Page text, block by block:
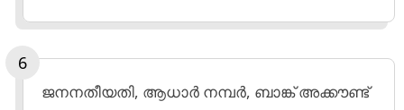
ജനനതീയതി, ആധാർ നമ്പർ, ബാങ്ക് അക്കൗണ്ട്